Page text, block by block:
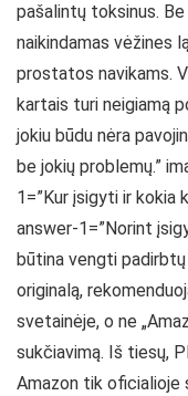
pašalintų toksinus.
naikindamas vėžines
prostatos navikams.
kartais turi neigiamą
jokiu būdu nėra
be jokių problemų.”
1=”Kur įsigyti ir kokia
answer-1=”Norint
būtina vengti
originalą,
svetainėje, o ne
sukčiavimą. Iš tiesų,
Amazon tik oficialioje